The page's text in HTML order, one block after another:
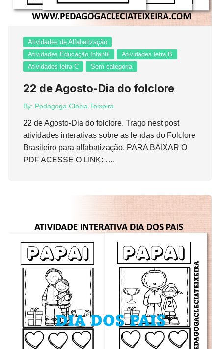
Atividades de Alfabetização
Atividades Educação Infantil
Atividades letra B
Atividades letra C
Sem categoria
22 de Agosto-Dia do folclore
By: Pedagoga Clécia Teixeira
22 de Agosto-Dia do folclore. Trago nest post
atividades interativas sobre as lendas do Folclore
Brasileiro para alfabatização. PARA BAIXAR O
PDF ACESSE O LINK: ….